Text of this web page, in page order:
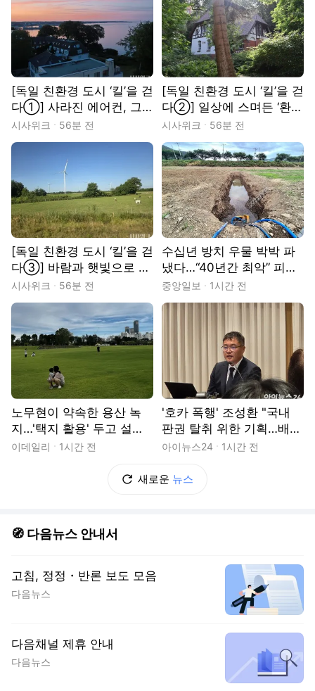
[독일 친환경 도시 ‘킬’을 걷
다①] 사라진 에어컨, 그
‘불편’의 미학
시사위크 56분 전
[독일 친환경 도시 ‘킬’을 걷
다②] 일상에 스며든 ‘환경
보호’의 가치
시사위크 56분 전
[독일 친환경 도시 ‘킬’을 걷
다③] 바람과 햇빛으로 사
는 도시
시사위크 56분 전
수십년 방치 우물 박박 파
냈다…“40년간 최악” 피말
리는 가뭄 [르포]
중앙일보 1시간 전
노무현이 약속한 용산 녹
지…'택지 활용' 두고 설왕
설래[르포]
이데일리 1시간 전
'호카 폭행' 조성환 "국내
판권 탈취 위한 기획…배후
엔 대기업 회장님" [현장]
아이뉴스24 1시간 전
새로운 뉴스
🧭 다음뉴스 안내서
고침, 정정・반론 보도 모음
다음뉴스
다음채널 제휴 안내
다음뉴스